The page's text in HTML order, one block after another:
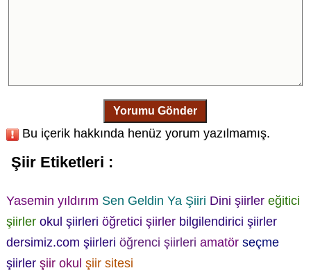
Yorumu Gönder
Bu içerik hakkında henüz yorum yazılmamış.
Şiir Etiketleri :
Yasemin yıldırım Sen Geldin Ya Şiiri Dini şiirler eğitici
şiirler okul şiirleri öğretici şiirler bilgilendirici şiirler
dersimiz.com şiirleri öğrenci şiirleri amatör seçme
şiirler şiir okul şiir sitesi